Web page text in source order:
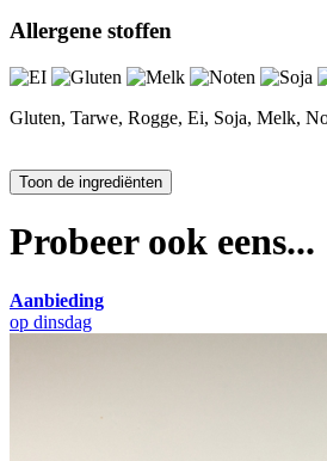
Allergene stoffen
Gluten, Tarwe, Rogge, Ei, Soja, Melk,
Probeer ook eens...
Aanbieding
op dinsdag